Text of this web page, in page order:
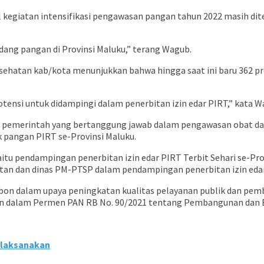
intensifikasi pengawasan pangan tahun 2022 masih
pangan di Provinsi Maluku,” terang Wagub.
kab/kota menunjukkan bahwa hingga saat ini baru
untuk didampingi dalam penerbitan izin edar PIRT,” kata
yang bertanggung jawab dalam pengawasan obat
PIRT se-Provinsi Maluku.
pendampingan penerbitan izin edar PIRT Terbit Sehari se-
dan dinas PM-PTSP dalam pendampingan penerbitan izin
dalam upaya peningkatan kualitas pelayanan publik dan
Permen PAN RB No. 90/2021 tentang Pembangunan